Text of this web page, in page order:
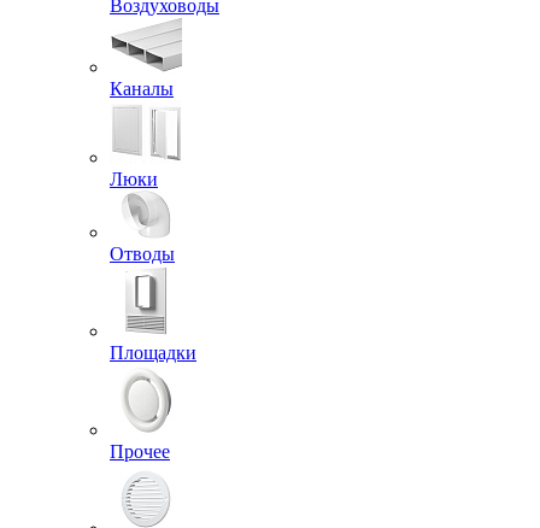
Воздуховоды
Каналы
Люки
Отводы
Площадки
Прочее